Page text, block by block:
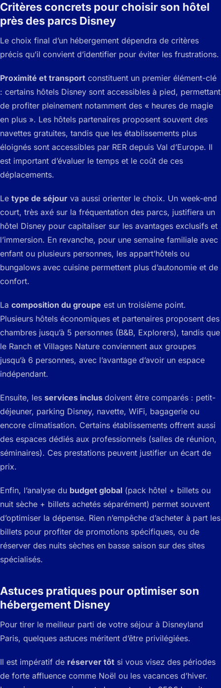
Critères concrets pour choisir son hôtel
près des parcs Disney
Le choix final d’un hébergement dépendra de critères
précis qu’il convient d’identifier pour éviter les frustrations.
Proximité et transport constituent un premier élément-clé
: certains hôtels Disney sont accessibles à pied, permettant
de profiter pleinement notamment des « heures de magie
en plus ». Les hôtels partenaires proposent souvent des
navettes gratuites, tandis que les établissements plus
éloignés sont accessibles par RER depuis Val d’Europe. Il
est important d’évaluer le temps et le coût de ces
déplacements.
Le type de séjour va aussi orienter le choix. Un week-end
court, très axé sur la fréquentation des parcs, justifiera un
hôtel Disney pour capitaliser sur les avantages exclusifs et
l’immersion. En revanche, pour une semaine familiale avec
enfant ou plusieurs personnes, les appart’hôtels ou
bungalows avec cuisine permettent plus d’autonomie et de
confort.
La composition du groupe est un troisième point.
Plusieurs hôtels économiques et partenaires proposent des
chambres jusqu’à 5 personnes (B&B, Explorers), tandis que
le Ranch et Villages Nature conviennent aux groupes
jusqu’à 6 personnes, avec l’avantage d’avoir un espace
indépendant.
Ensuite, les services inclus doivent être comparés : petit-
déjeuner, parking Disney, navette, WiFi, bagagerie ou
encore climatisation. Certains établissements offrent aussi
des espaces dédiés aux professionnels (salles de réunion,
séminaires). Ces prestations peuvent justifier un écart de
prix.
Enfin, l’analyse du budget global (pack hôtel + billets ou
nuit sèche + billets achetés séparément) permet souvent
d’optimiser la dépense. Rien n’empêche d’acheter à part les
billets pour profiter de promotions spécifiques, ou de
réserver des nuits sèches en basse saison sur des sites
spécialisés.
Astuces pratiques pour optimiser son
hébergement Disney
Pour tirer le meilleur parti de votre séjour à Disneyland
Paris, quelques astuces méritent d’être privilégiées.
Il est impératif de réserver tôt si vous visez des périodes
de forte affluence comme Noël ou les vacances d’hiver.